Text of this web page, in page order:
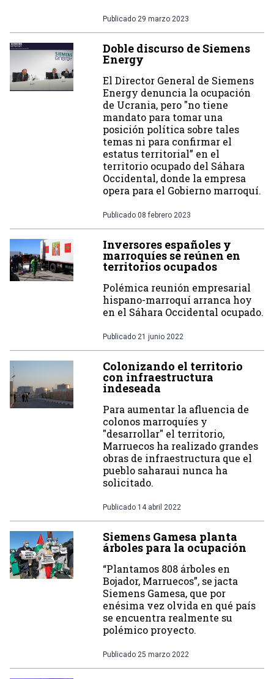
Publicado 29 marzo 2023
Doble discurso de Siemens
Energy
El Director General de Siemens
Energy denuncia la ocupación
de Ucrania, pero "no tiene
mandato para tomar una
posición política sobre tales
temas ni para confirmar el
estatus territorial” en el
territorio ocupado del Sáhara
Occidental, donde la empresa
opera para el Gobierno marroquí.
Publicado 08 febrero 2023
Inversores españoles y
marroquíes se reúnen en
territorios ocupados
Polémica reunión empresarial
hispano-marroquí arranca hoy
en el Sáhara Occidental ocupado.
Publicado 21 junio 2022
Colonizando el territorio
con infraestructura
indeseada
Para aumentar la afluencia de
colonos marroquíes y
"desarrollar" el territorio,
Marruecos ha realizado grandes
obras de infraestructura que el
pueblo saharaui nunca ha
solicitado.
Publicado 14 abril 2022
Siemens Gamesa planta
árboles para la ocupación
“Plantamos 808 árboles en
Bojador, Marruecos”, se jacta
Siemens Gamesa, que por
enésima vez olvida en qué país
se encuentra realmente su
polémico proyecto.
Publicado 25 marzo 2022